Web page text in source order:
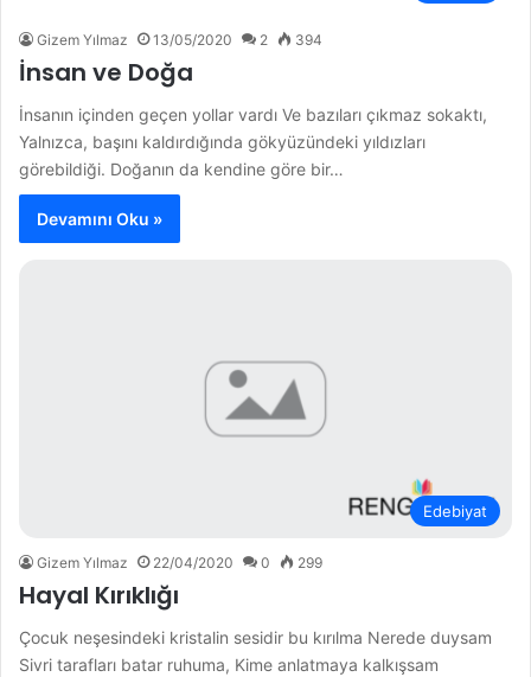
Gizem Yılmaz 13/05/2020 2 394
İnsan ve Doğa
İnsanın içinden geçen yollar vardı Ve bazıları çıkmaz sokaktı,
Yalnızca, başını kaldırdığında gökyüzündeki yıldızları
görebildiği. Doğanın da kendine göre bir…
Devamını Oku »
Edebiyat
Gizem Yılmaz 22/04/2020 0 299
Hayal Kırıklığı
Çocuk neşesindeki kristalin sesidir bu kırılma Nerede duysam
Sivri tarafları batar ruhuma, Kime anlatmaya kalkışsam